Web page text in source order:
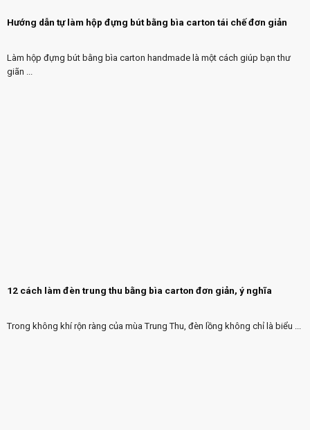
Hướng dẫn tự làm hộp đựng bút bằng bìa carton tái chế đơn giản
Làm hộp đựng bút bằng bìa carton handmade là một cách giúp bạn thư
giãn ...
12 cách làm đèn trung thu bằng bìa carton đơn giản, ý nghĩa
Trong không khí rộn ràng của mùa Trung Thu, đèn lồng không chỉ là biểu ...